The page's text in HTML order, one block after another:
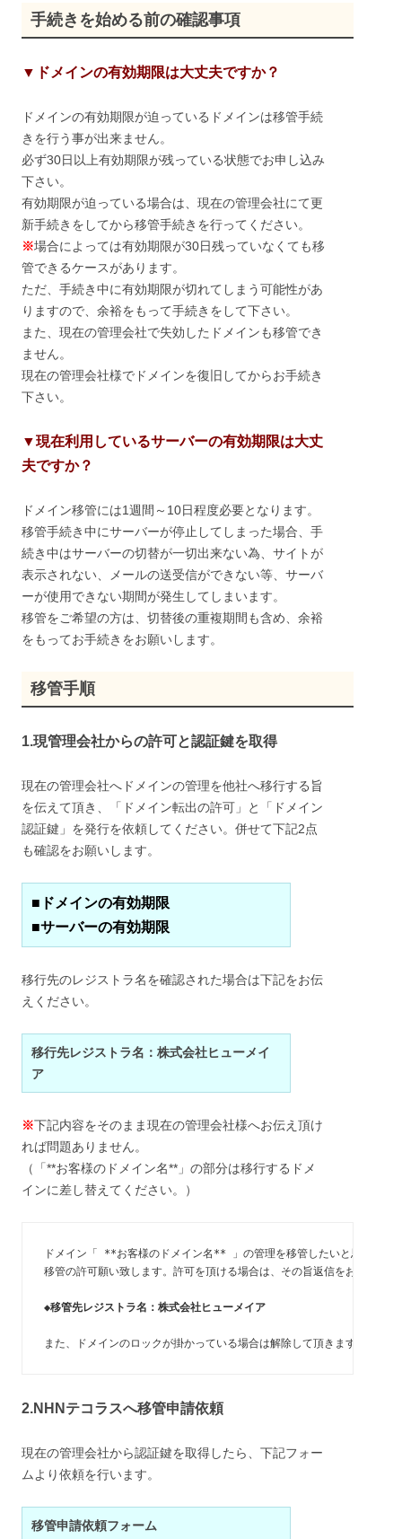
手続きを始める前の確認事項
▼ドメインの有効期限は大丈夫ですか？
ドメインの有効期限が迫っているドメインは移管手続
きを行う事が出来ません。
必ず30日以上有効期限が残っている状態でお申し込み
下さい。
有効期限が迫っている場合は、現在の管理会社にて更
新手続きをしてから移管手続きを行ってください。
※場合によっては有効期限が30日残っていなくても移
管できるケースがあります。
ただ、手続き中に有効期限が切れてしまう可能性があ
りますので、余裕をもって手続きをして下さい。
また、現在の管理会社で失効したドメインも移管でき
ません。
現在の管理会社様でドメインを復旧してからお手続き
下さい。
▼現在利用しているサーバーの有効期限は大丈
夫ですか？
ドメイン移管には1週間～10日程度必要となります。
移管手続き中にサーバーが停止してしまった場合、手
続き中はサーバーの切替が一切出来ない為、サイトが
表示されない、メールの送受信ができない等、サーバ
ーが使用できない期間が発生してしまいます。
移管をご希望の方は、切替後の重複期間も含め、余裕
をもってお手続きをお願いします。
移管手順
1.現管理会社からの許可と認証鍵を取得
現在の管理会社へドメインの管理を他社へ移行する旨
を伝えて頂き、「ドメイン転出の許可」と「ドメイン
認証鍵」を発行を依頼してください。併せて下記2点
も確認をお願いします。
■ドメインの有効期限
■サーバーの有効期限
移行先のレジストラ名を確認された場合は下記をお伝
えください。
移行先レジストラ名：株式会社ヒューメイ
ア
※下記内容をそのまま現在の管理会社様へお伝え頂け
れば問題ありません。
（「**お客様のドメイン名**」の部分は移行するドメ
インに差し替えてください。）
ドメイン「 **お客様のドメイン名** 」の管理を移管したいと思います
移管の許可願い致します。許可を頂ける場合は、その旨返信をお願い致し
◆移管先レジストラ名：株式会社ヒューメイア
また、ドメインのロックが掛かっている場合は解除して頂きますようお
2.NHNテコラスへ移管申請依頼
現在の管理会社から認証鍵を取得したら、下記フォー
ムより依頼を行います。
移管申請依頼フォーム